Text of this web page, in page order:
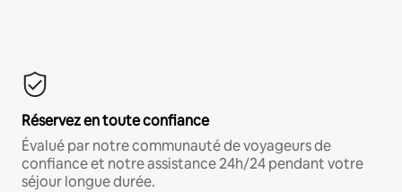
Réservez en toute confiance
Évalué par notre communauté de voyageurs de
confiance et notre assistance 24h/24 pendant votre
séjour longue durée.